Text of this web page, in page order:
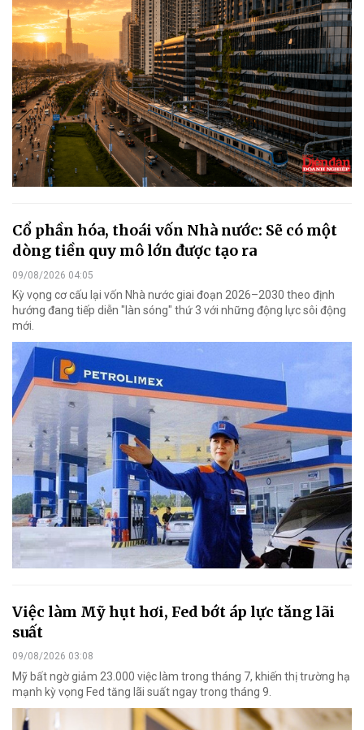
Cổ phần hóa, thoái vốn Nhà nước: Sẽ có một
dòng tiền quy mô lớn được tạo ra
09/08/2026 04:05
Kỳ vọng cơ cấu lại vốn Nhà nước giai đoạn 2026–2030 theo định
hướng đang tiếp diễn "làn sóng" thứ 3 với những động lực sôi động
mới.
Việc làm Mỹ hụt hơi, Fed bớt áp lực tăng lãi
suất
09/08/2026 03:08
Mỹ bất ngờ giảm 23.000 việc làm trong tháng 7, khiến thị trường hạ
mạnh kỳ vọng Fed tăng lãi suất ngay trong tháng 9.